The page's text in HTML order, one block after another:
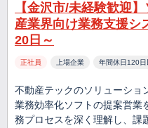
【金沢市/未経験歓迎
産業界向け業務支援シ
20日～
正社員 上場企業 年間休日120日
不動産テックのソリューショ
業務効率化ソフトの提案営業
務プロセスを深く理解し、課